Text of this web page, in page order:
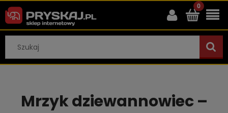
Mrzyk dziewannowiec –